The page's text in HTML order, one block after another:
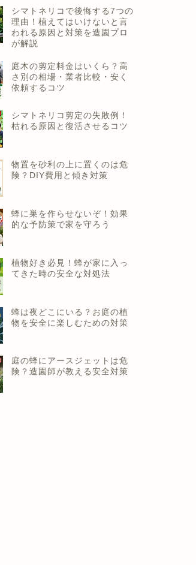
シマトネリコで後悔する7つの
理由！植えてはいけないと言
われる原因と対策を造園プロ
が解説
庭木の剪定料金はいくら？高
さ別の相場・業者比較・安く
依頼するコツ
シマトネリコ剪定の失敗例！
枯れる原因と復活させるコツ
物置を砂利の上に置くのは危
険？DIY費用と傾き対策
蜂に巣を作らせないぞ！効果
的な予防策で家を守ろう
植物好き必見！蜂が家に入っ
てきた時の安全な対処法
蜂は夜どこにいる？お庭の植
物を安全に楽しむための対策
庭の蜂にアースジェットは危
険？造園師が教える安全対策